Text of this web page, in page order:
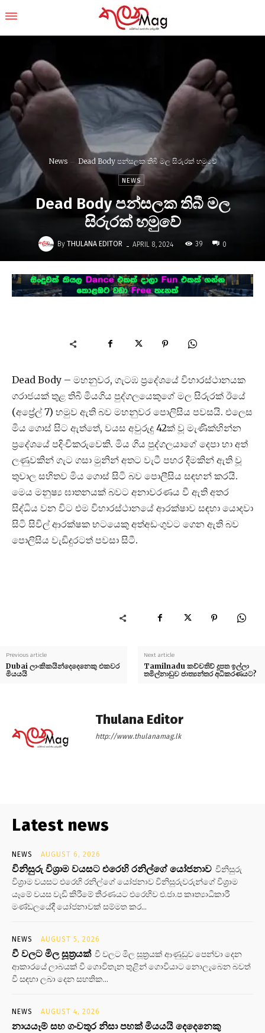
News Dead Body පන්සලක තිබී මල සිරුරක් හමුවේ
NEWS
Dead Body පන්සලක තිබී මල
සිරුරක් හමුවේ
By THULANA EDITOR - APRIL 8, 2024 39 0
Dead Body – මහනුවර, ගැටඹ ප්‍රදේශයේ විහාරස්ථානයක
ගරාජයක් තුළ තිබී මියගිය පුද්ගලයෙකුගේ මල සිරුරක් ඊයේ
(අප්‍රේල් 7) හමුව ඇති බව මහනුවර පොලිසිය පවසයි. එලෙස
මිය ගොස් සිට ඇත්තේ, වයස අවුරුදු 42ක් වූ මැණික්හින්න
ප්‍රදේශයේ පදිංචිකරුවෙකි. මිය ගිය පුද්ගලයාගේ දෙපා හා අත්
ලණුවකින් ගැට ගසා මුනින් අතට වැටී පහර දීමකින් ඇති වූ
තුවාල සහිතව මිය ගොස් සිටි බව පොලීසිය සඳහන් කරයි.
මෙය මනුෂ්‍ය ඝාතනයක් බවට අනාවරණය වී ඇති අතර
සිද්ධිය වන විට එම විහාරස්ථානයේ ආරක්ෂාව සඳහා යොදවා
සිටි සිවිල් ආරක්ෂක භටයෙකු අත්අඩංගුවට ගෙන ඇති බව
පොලිසිය වැඩිදුරටත් පවසා සිටී.
Previous article
Dubai ලාංකිකයින්දෙදෙනෙකු එකවර
මියයයි
Next article
Tamilnadu කච්චතිව් දූපත ඉල්ලා
තමිල්නාඩුව ජාත්‍යන්තර අධිකරණයට?
Thulana Editor
http://www.thulanamag.lk
Latest news
NEWS AUGUST 6, 2026
විනිසුරු විශ්‍රාම වයසට එරෙහි රනිල්ගේ යෝජනාව විනිසුරු
විශ්‍රාම වයසට එරෙහි රනිල්ගේ යෝජනාව විනිසුරුවරුන්ගේ විශ්‍රාම
යෑමේ වයස වැඩි කිරීමේ තීරණයට එරෙහිව එ.ජා.ප කෘත්‍යාධිකාරී
මණ්ඩලයේදී යෝජනාවක් සම්මත කර...
NEWS AUGUST 5, 2026
වී වලට මිල සූත්‍රයක් වී වලට මිල සූත්‍රයක් ආණුඩුව පෙන්වා දෙන
ආකාරයේ ලාබයක් වී ගොවිතැන තුළින් ගොවියාට නොලැබෙන බවත්
වී සඳහා ලබා දෙන සහතික...
NEWS AUGUST 4, 2026
නායයෑම් සහ ගංවතුර නිසා පහක් මියයයි දෙදෙනෙකු